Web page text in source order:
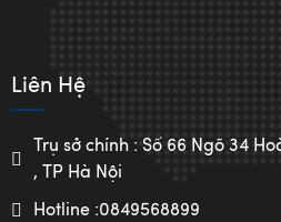
Liên Hệ
Trụ sở chính : Số 66 Ngõ 34
, TP Hà Nội
Hotline :0849568899